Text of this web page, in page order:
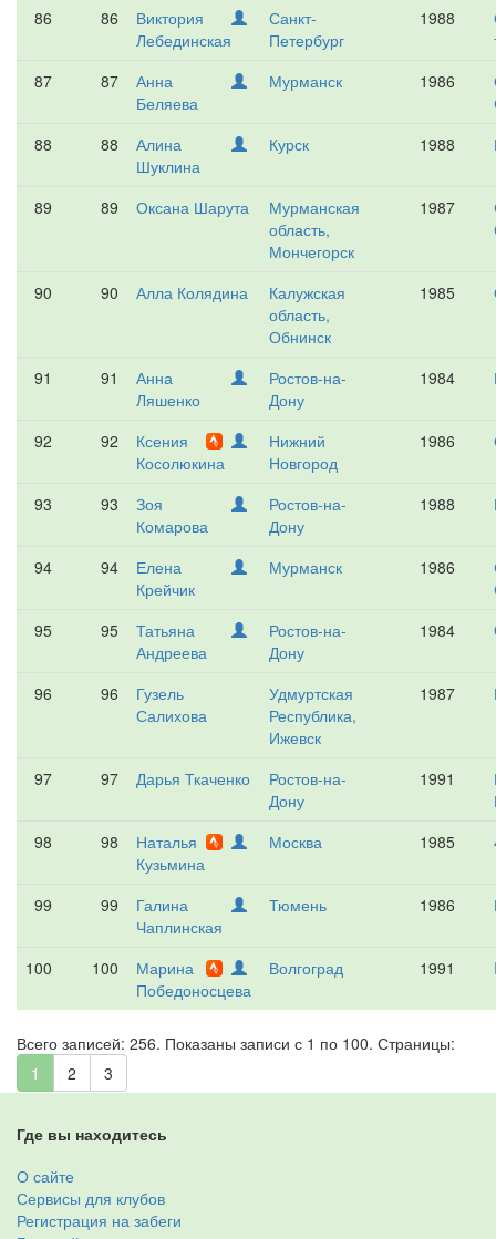
86 86
Виктория
Лебединская
Санкт-
Петербург
1988
87
87
Анна
Беляева
Мурманск 1986
88
88
Алина
Шуклина
Курск 1988
89 89 Оксана Шарута
Мурманская
область,
Мончегорск
1987
90 90 Алла Колядина
Калужская
область,
Обнинск
1985
91 91
Анна
Ляшенко
Ростов-на-
Дону
1984
92 92
Ксения
Косолюкина
Нижний
Новгород
1986
93 93
Зоя
Комарова
Ростов-на-
Дону
1988
94 94
Елена
Крейчик
Мурманск 1986
95
95
Татьяна
Андреева
Ростов-на-
Дону
1984
96 96
Гузель
Салихова
Удмуртская
Республика,
Ижевск
1987
97 97 Дарья Ткаченко
Ростов-на-
Дону
1991
98
98
Наталья
Кузьмина
Москва 1985
99 99
Галина
Чаплинская
Тюмень 1986
100 100
Марина
Победоносцева
Волгоград 1991
Всего записей: 256. Показаны записи с 1 по 100. Страницы:
1
2 3
Где вы находитесь
О сайте
Сервисы для клубов
Регистрация на забеги